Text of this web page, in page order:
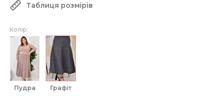
Таблиця розмірів
Колір:
пудра графіт